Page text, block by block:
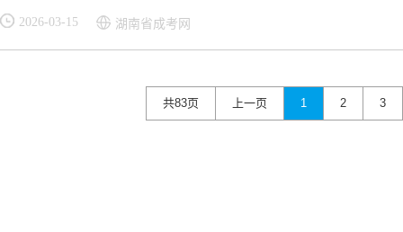
2026-03-15 湖南省成考网
共83页 上一页 1 2 3